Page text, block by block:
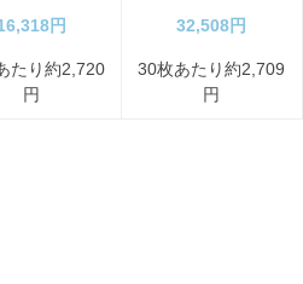
円
たり約2,720
円
32,508円
30枚あたり約2,709
円